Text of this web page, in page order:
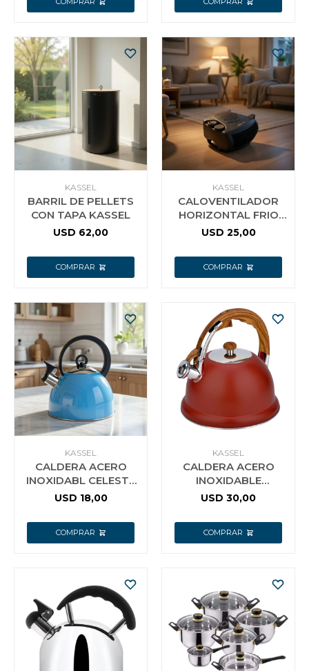
KASSEL
BARRIL DE PELLETS
CON TAPA KASSEL
USD 62,00
KASSEL
CALOVENTILADOR
HORIZONTAL FRIO
CALOR KASSEL
USD 25,00
KASSEL
CALDERA ACERO
INOXIDABL CELESTE
3L KASSEL
USD 18,00
KASSEL
CALDERA ACERO
INOXIDABLE
BORDEAUX 3.5L
USD 30,00